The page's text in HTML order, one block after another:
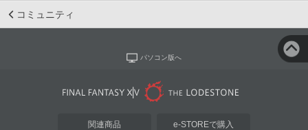
コミュニティ
パソコン版へ
関連商品 e-STOREで購入